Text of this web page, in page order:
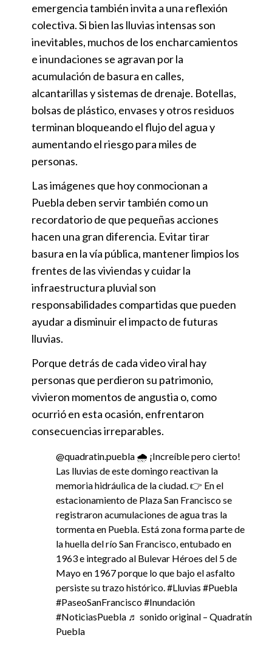
emergencia también invita a una reflexión
colectiva. Si bien las lluvias intensas son
inevitables, muchos de los encharcamientos
e inundaciones se agravan por la
acumulación de basura en calles,
alcantarillas y sistemas de drenaje. Botellas,
bolsas de plástico, envases y otros residuos
terminan bloqueando el flujo del agua y
aumentando el riesgo para miles de
personas.
Las imágenes que hoy conmocionan a
Puebla deben servir también como un
recordatorio de que pequeñas acciones
hacen una gran diferencia. Evitar tirar
basura en la vía pública, mantener limpios los
frentes de las viviendas y cuidar la
infraestructura pluvial son
responsabilidades compartidas que pueden
ayudar a disminuir el impacto de futuras
lluvias.
Porque detrás de cada video viral hay
personas que perdieron su patrimonio,
vivieron momentos de angustia o, como
ocurrió en esta ocasión, enfrentaron
consecuencias irreparables.
@quadratin.puebla 🌧️ ¡Increíble pero cierto!
Las lluvias de este domingo reactivan la
memoria hidráulica de la ciudad. 👉 En el
estacionamiento de Plaza San Francisco se
registraron acumulaciones de agua tras la
tormenta en Puebla. Está zona forma parte de
la huella del río San Francisco, entubado en
1963 e integrado al Bulevar Héroes del 5 de
Mayo en 1967 porque lo que bajo el asfalto
persiste su trazo histórico. #Lluvias #Puebla
#PaseoSanFrancisco#Inundación
#NoticiasPuebla ♬ sonido original – Quadratín
Puebla